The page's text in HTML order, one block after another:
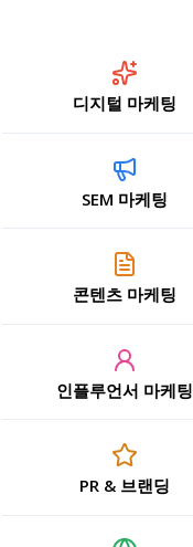
디지털 마케팅
SEM 마케팅
콘텐츠 마케팅
인플루언서 마케팅
PR & 브랜딩